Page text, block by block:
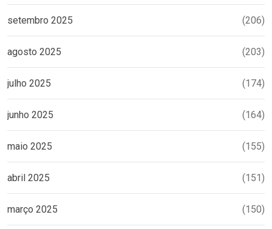
setembro 2025 (206)
agosto 2025 (203)
julho 2025 (174)
junho 2025 (164)
maio 2025 (155)
abril 2025 (151)
março 2025 (150)